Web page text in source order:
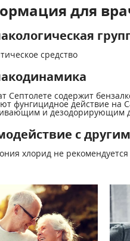
для
средство
Септолете содержит
фунгицидное действие
и дезодорирующим
с
хлорид не